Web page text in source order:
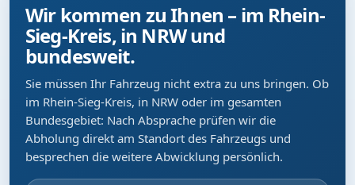
Wir kommen zu Ihnen – im Rhein-
Sieg-Kreis, in NRW und
bundesweit.
Sie müssen Ihr Fahrzeug nicht extra zu uns bringen. Ob
im Rhein-Sieg-Kreis, in NRW oder im gesamten
Bundesgebiet: Nach Absprache prüfen wir die
Abholung direkt am Standort des Fahrzeugs und
besprechen die weitere Abwicklung persönlich.